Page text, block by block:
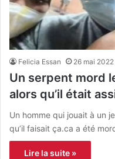
Felicia Essan 26 mai 2022
Un serpent mord
alors qu’il était
Un homme qui jouait à un
qu’il faisait ça.ca a été
Lire la suite »